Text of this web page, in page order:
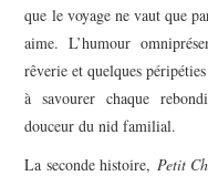
que le voyage ne vaut que
aime. L’humour
rêverie et quelques
à savourer chaque
douceur du nid familial.​
La seconde histoire, Petit